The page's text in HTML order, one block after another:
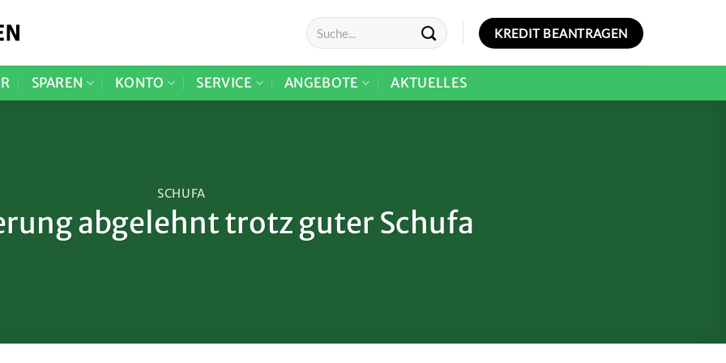
KREDIT BEANTRAGEN
SPAREN KONTO SERVICE ANGEBOTE AKTUELLES
SCHUFA
abgelehnt trotz guter Schufa